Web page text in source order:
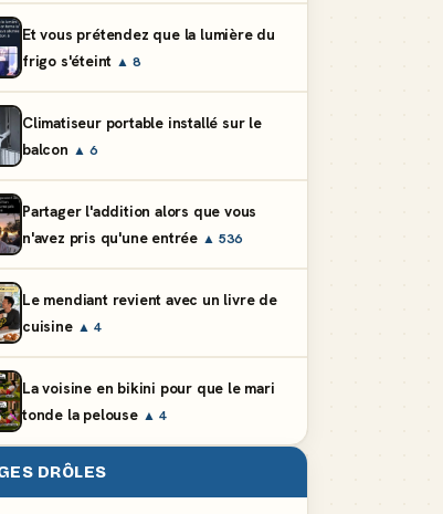
Et vous prétendez que la lumière du
frigo s'éteint ▲ 8
Climatiseur portable installé sur le
balcon ▲ 6
Partager l'addition alors que vous
n'avez pris qu'une entrée ▲ 536
Le mendiant revient avec un livre de
cuisine ▲ 4
La voisine en bikini pour que le mari
tonde la pelouse ▲ 4
DRÔLES